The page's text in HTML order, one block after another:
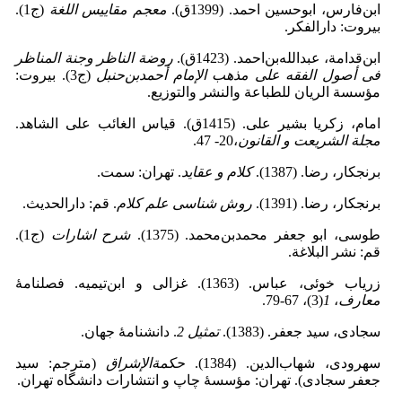
ابن‌فارس، ابوحسین احمد. (1399ق). معجم مقاییس اللغة
(ج1).
بیروت: دارالفکر.
ابن‌قدامة، عبدالله‌بن‌احمد. (1423ق).
روضة الناظر وجنة المناظر
فی أصول الفقه علی مذهب الإمام أحمدبن‌حنبل
(ج3). بیروت:
مؤسسة الریان للطباعة والنشر والتوزیع.
امام، زکریا بشیر علی. (1415ق). قیاس الغائب علی الشاهد.
مجلة الشریعت و القانون،20- 47.
برنجکار، رضا. (1387). کلام و عقاید. تهران: سمت.
برنجکار، رضا. (1391). روش شناسی علم کلام. قم: دارالحدیث.
طوسی، ابو جعفر محمدبن‌محمد. (1375). شرح اشارات
(ج1).
قم: نشر البلاغة.
زریاب خوئی، عباس. (1363). غزالی و ابن‌تیمیه. فصلنامۀ
معارف، 1(3)، 67‑79.
سجادی، سید جعفر. (1383). تمثیل 2 . دانشنامۀ جهان.
سهرودی، شهاب‌الدین. (1384). حکمةالإشراق (مترجم: سید
جعفر سجادی). تهران: مؤسسۀ چاپ و انتشارات دانشگاه تهران.